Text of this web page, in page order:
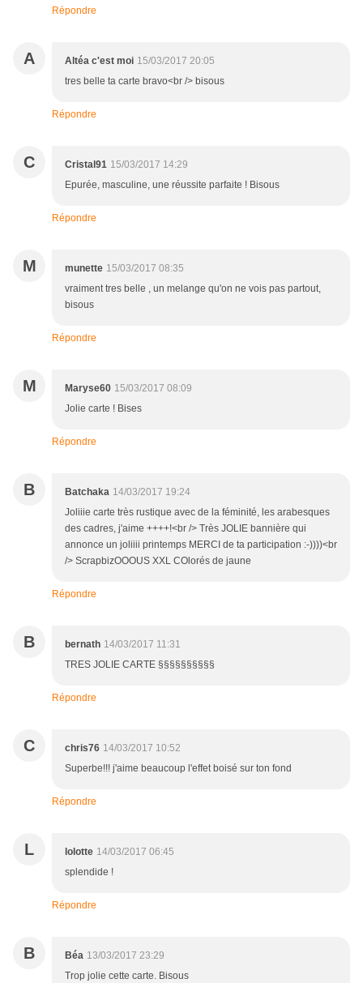
Répondre
A Altéa c'est moi 15/03/2017 20:05
tres belle ta carte bravo<br /> bisous
Répondre
C Cristal91 15/03/2017 14:29
Epurée, masculine, une réussite parfaite ! Bisous
Répondre
M munette 15/03/2017 08:35
vraiment tres belle , un melange qu'on ne vois pas partout,
bisous
Répondre
M Maryse60 15/03/2017 08:09
Jolie carte ! Bises
Répondre
B Batchaka 14/03/2017 19:24
Joliiie carte très rustique avec de la féminité, les arabesques
des cadres, j'aime ++++!<br /> Très JOLIE bannière qui
annonce un joliiii printemps MERCI de ta participation :-))))<br
/> ScrapbizOOOUS XXL COlorés de jaune
Répondre
B bernath 14/03/2017 11:31
TRES JOLIE CARTE §§§§§§§§§§
Répondre
C chris76 14/03/2017 10:52
Superbe!!! j'aime beaucoup l'effet boisé sur ton fond
Répondre
L lolotte 14/03/2017 06:45
splendide !
Répondre
B Béa 13/03/2017 23:29
Trop jolie cette carte. Bisous